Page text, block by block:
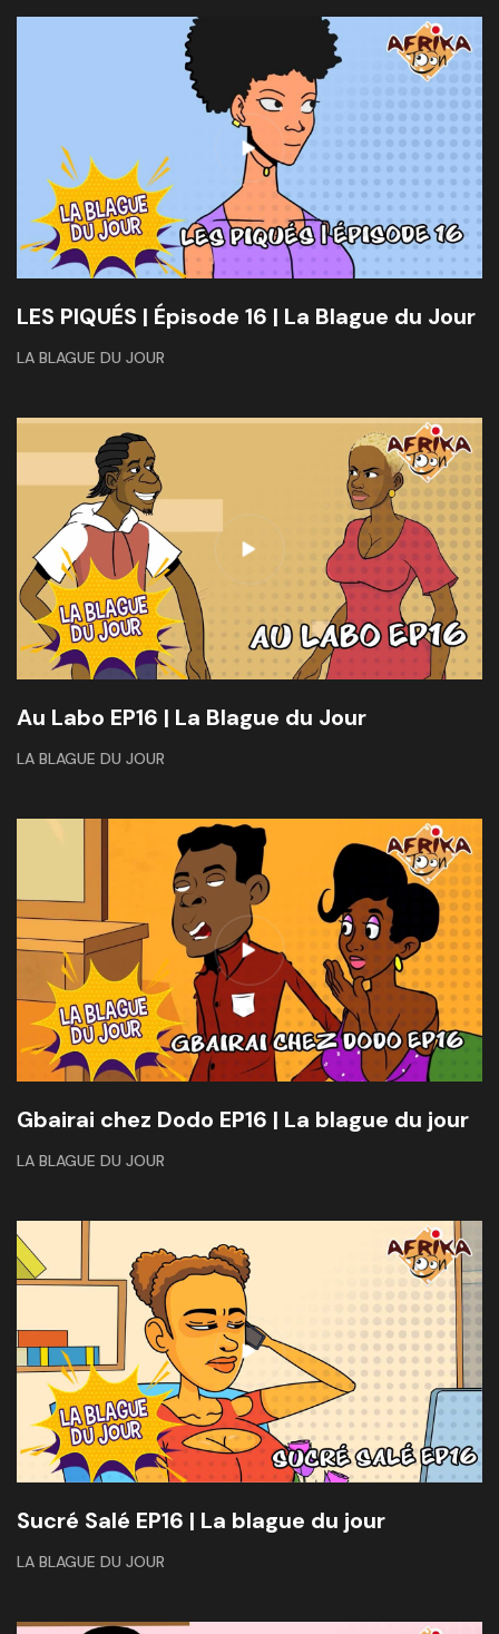
LES PIQUÉS | Épisode 16 | La Blague du Jour
LA BLAGUE DU JOUR
Au Labo EP16 | La Blague du Jour
LA BLAGUE DU JOUR
Gbairai chez Dodo EP16 | La blague du jour
LA BLAGUE DU JOUR
Sucré Salé EP16 | La blague du jour
LA BLAGUE DU JOUR